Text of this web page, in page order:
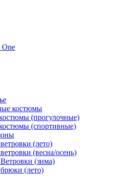
One
костюмы
(прогулочные)
(спортивные)
(лето)
(весна/осень)
(зима)
(лето)